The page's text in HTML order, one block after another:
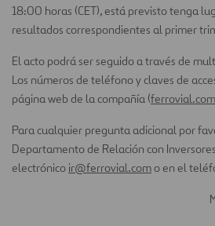
18:00 horas (CET), está previsto tenga
resultados correspondientes al primer
El acto podrá ser seguido a través de
Los números de teléfono y claves de
página web de la compañía (ferrovial.com
Para cualquier pregunta adicional por
Departamento de Relación con
electrónico ir@ferrovial.como en el